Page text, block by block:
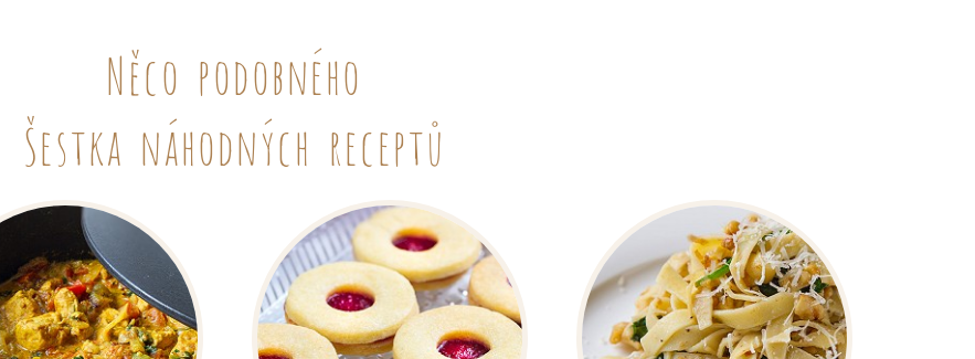
Něco podobného
Šestka náhodných receptů